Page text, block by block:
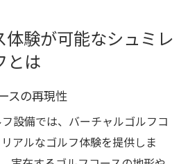
体験が可能なシュミレ
とは
スの再現性
設備では、バーチャルゴルフコ
アルなゴルフ体験を提供しま